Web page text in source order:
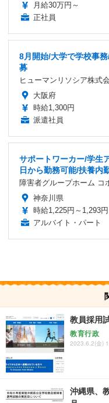
月給30万円～
正社員
8月開始/大学で学校事
募
ヒューマンリソシア株式
大阪府
時給1,300円
派遣社員
サポートワーカー/学生
日から勤務可能/扶養内
障害者グループホーム コ
神奈川県
時給1,225円～1,293円
アルバイト・パート
教員採用
教育行政
2023.6.2(金)
沖縄県、